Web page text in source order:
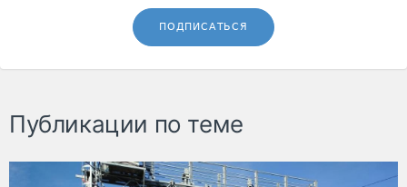
ПОДПИСАТЬСЯ
Публикации по теме